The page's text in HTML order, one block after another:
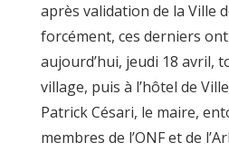
après validation de la Ville
forcément, ces derniers
aujourd’hui, jeudi 18 avril,
village, puis à l’hôtel de
Patrick Césari, le maire,
membres de l’ONF et de